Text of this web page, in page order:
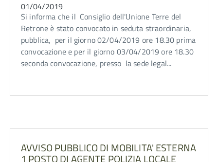
01/04/2019
Si informa che il Consiglio dell'Unione Terre del
Retrone è stato convocato in seduta straordinaria,
pubblica, per il giorno 02/04/2019 ore 18.30 prima
convocazione e per il giorno 03/04/2019 ore 18.30
seconda convocazione, presso la sede legal...
AVVISO PUBBLICO DI MOBILITA' ESTERNA
1 POSTO DI AGENTE POLIZIA LOCALE